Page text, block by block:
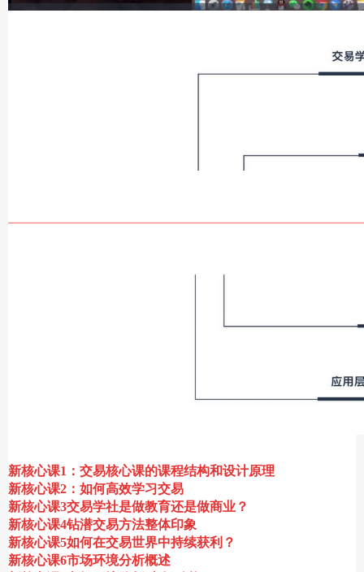
新核心课1：交易核心课的课程结构和设计原理
新核心课2：如何高效学习交易
新核心课3交易学社是做教育还是做商业？
新核心课4钻潜交易方法整体印象
新核心课5如何在交易世界中持续获利？
新核心课6市场环境分析概述